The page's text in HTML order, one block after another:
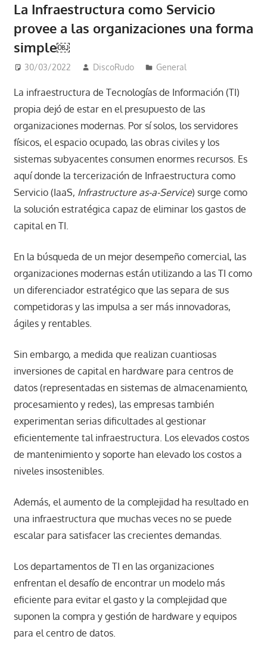
La Infraestructura como Servicio
provee a las organizaciones una forma
simple￼
30/03/2022 DiscoRudo General
La infraestructura de Tecnologías de Información (TI)
propia dejó de estar en el presupuesto de las
organizaciones modernas. Por sí solos, los servidores
físicos, el espacio ocupado, las obras civiles y los
sistemas subyacentes consumen enormes recursos. Es
aquí donde la tercerización de Infraestructura como
Servicio (IaaS, Infrastructure as-a-Service) surge como
la solución estratégica capaz de eliminar los gastos de
capital en TI.
En la búsqueda de un mejor desempeño comercial, las
organizaciones modernas están utilizando a las TI como
un diferenciador estratégico que las separa de sus
competidoras y las impulsa a ser más innovadoras,
ágiles y rentables.
Sin embargo, a medida que realizan cuantiosas
inversiones de capital en hardware para centros de
datos (representadas en sistemas de almacenamiento,
procesamiento y redes), las empresas también
experimentan serias dificultades al gestionar
eficientemente tal infraestructura. Los elevados costos
de mantenimiento y soporte han elevado los costos a
niveles insostenibles.
Además, el aumento de la complejidad ha resultado en
una infraestructura que muchas veces no se puede
escalar para satisfacer las crecientes demandas.
Los departamentos de TI en las organizaciones
enfrentan el desafío de encontrar un modelo más
eficiente para evitar el gasto y la complejidad que
suponen la compra y gestión de hardware y equipos
para el centro de datos.